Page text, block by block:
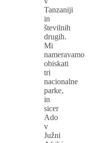
Tanzaniji
in
številnih
drugih.
Mi
nameravamo
obiskati
tri
nacionalne
parke,
in
sicer
Ado
v
Južni